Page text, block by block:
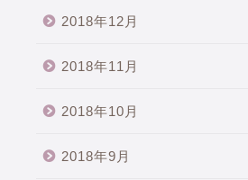
2018年12月
2018年11月
2018年10月
2018年9月